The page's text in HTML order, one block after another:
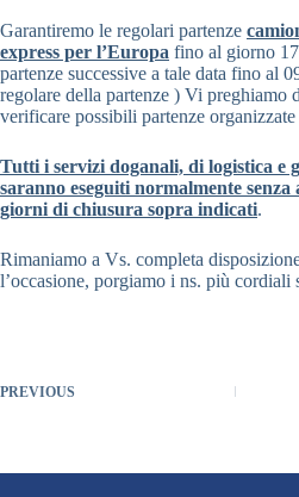
Garantiremo le regolari partenze
express per l’Europa fino al giorno
partenze successive a tale data fino al
regolare della partenze ) Vi
verificare possibili partenze organizzate
Tutti i servizi doganali, di logistica e
saranno eseguiti normalmente
giorni di chiusura sopra indicati.
Rimaniamo a Vs. completa
l’occasione, porgiamo i ns. più cordiali
PREVIOUS